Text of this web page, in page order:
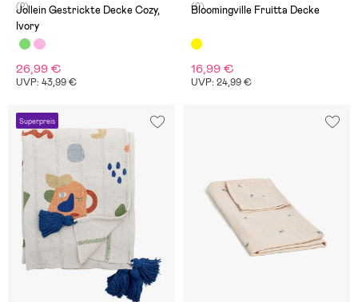
(2)
Jollein Gestrickte Decke Cozy,
Ivory
26,99 €
UVP: 43,99 €
(0)
Bloomingville Fruitta Decke
16,99 €
UVP: 24,99 €
Superpreis